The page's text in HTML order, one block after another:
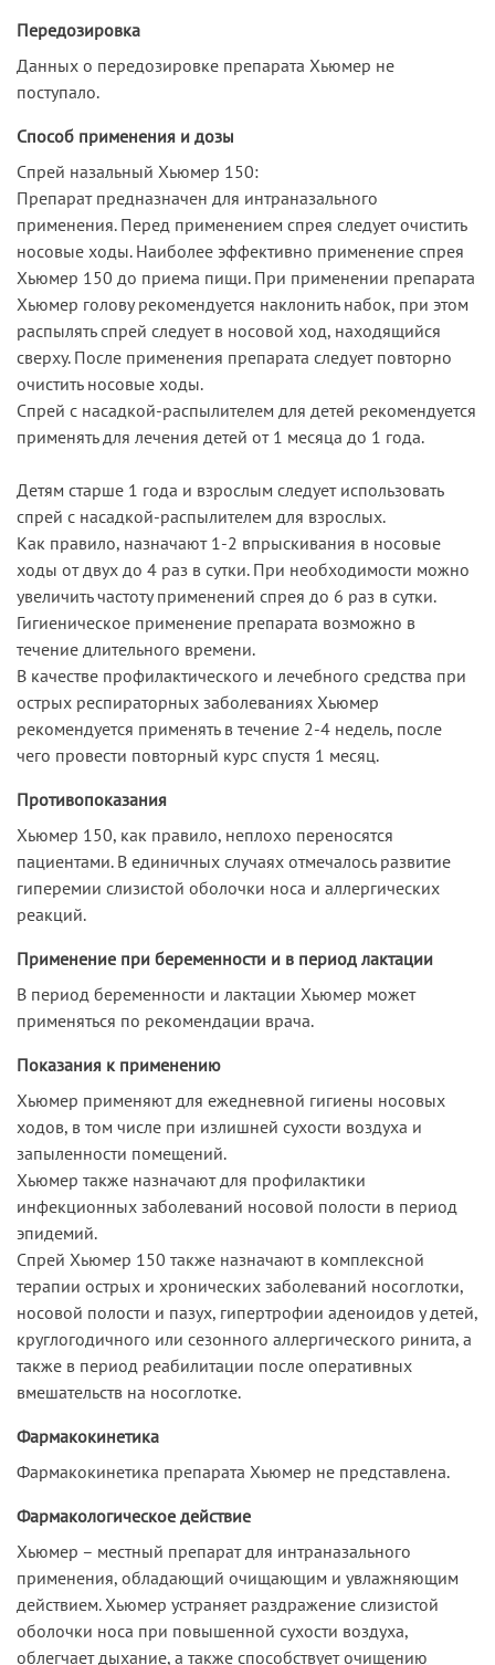
Передозировка
Данных о передозировке препарата Хьюмер не
поступало.
Способ применения и дозы
Спрей назальный Хьюмер 150:
Препарат предназначен для интраназального
применения. Перед применением спрея следует очистить
носовые ходы. Наиболее эффективно применение спрея
Хьюмер 150 до приема пищи. При применении препарата
Хьюмер голову рекомендуется наклонить набок, при этом
распылять спрей следует в носовой ход, находящийся
сверху. После применения препарата следует повторно
очистить носовые ходы.
Спрей с насадкой-распылителем для детей рекомендуется
применять для лечения детей от 1 месяца до 1 года.
Детям старше 1 года и взрослым следует использовать
спрей с насадкой-распылителем для взрослых.
Как правило, назначают 1-2 впрыскивания в носовые
ходы от двух до 4 раз в сутки. При необходимости можно
увеличить частоту применений спрея до 6 раз в сутки.
Гигиеническое применение препарата возможно в
течение длительного времени.
В качестве профилактического и лечебного средства при
острых респираторных заболеваниях Хьюмер
рекомендуется применять в течение 2-4 недель, после
чего провести повторный курс спустя 1 месяц.
Противопоказания
Хьюмер 150, как правило, неплохо переносятся
пациентами. В единичных случаях отмечалось развитие
гиперемии слизистой оболочки носа и аллергических
реакций.
Применение при беременности и в период лактации
В период беременности и лактации Хьюмер может
применяться по рекомендации врача.
Показания к применению
Хьюмер применяют для ежедневной гигиены носовых
ходов, в том числе при излишней сухости воздуха и
запыленности помещений.
Хьюмер также назначают для профилактики
инфекционных заболеваний носовой полости в период
эпидемий.
Спрей Хьюмер 150 также назначают в комплексной
терапии острых и хронических заболеваний носоглотки,
носовой полости и пазух, гипертрофии аденоидов у детей,
круглогодичного или сезонного аллергического ринита, а
также в период реабилитации после оперативных
вмешательств на носоглотке.
Фармакокинетика
Фармакокинетика препарата Хьюмер не представлена.
Фармакологическое действие
Хьюмер – местный препарат для интраназального
применения, обладающий очищающим и увлажняющим
действием. Хьюмер устраняет раздражение слизистой
оболочки носа при повышенной сухости воздуха,
облегчает дыхание, а также способствует очищению